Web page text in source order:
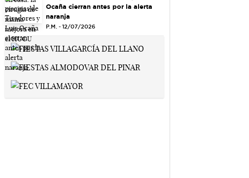
Ocaña cierran antes por la alerta
naranja
P.M. - 12/07/2026